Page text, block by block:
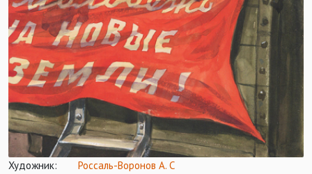
Художник:
Россаль-Воронов А. С